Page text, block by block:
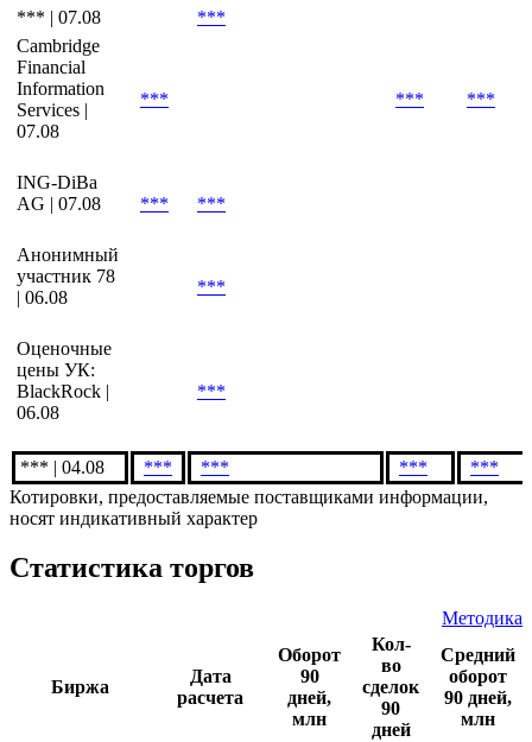
*** | 07.08
***
Cambridge
Financial
Information
Services |
07.08
*** *** ***
ING-DiBa
AG | 07.08
*** ***
Анонимный
участник 78
| 06.08
***
Оценочные
цены УК:
BlackRock |
06.08
***
*** | 04.08 *** *** ***
***
Котировки, предоставляемые поставщиками информации,
носят индикативный характер
Статистика торгов
Методика
Биржа
Дата
расчета
Оборот
90
дней,
млн
Кол-
во
сделок
90
дней
Средний
оборот
90 дней,
млн